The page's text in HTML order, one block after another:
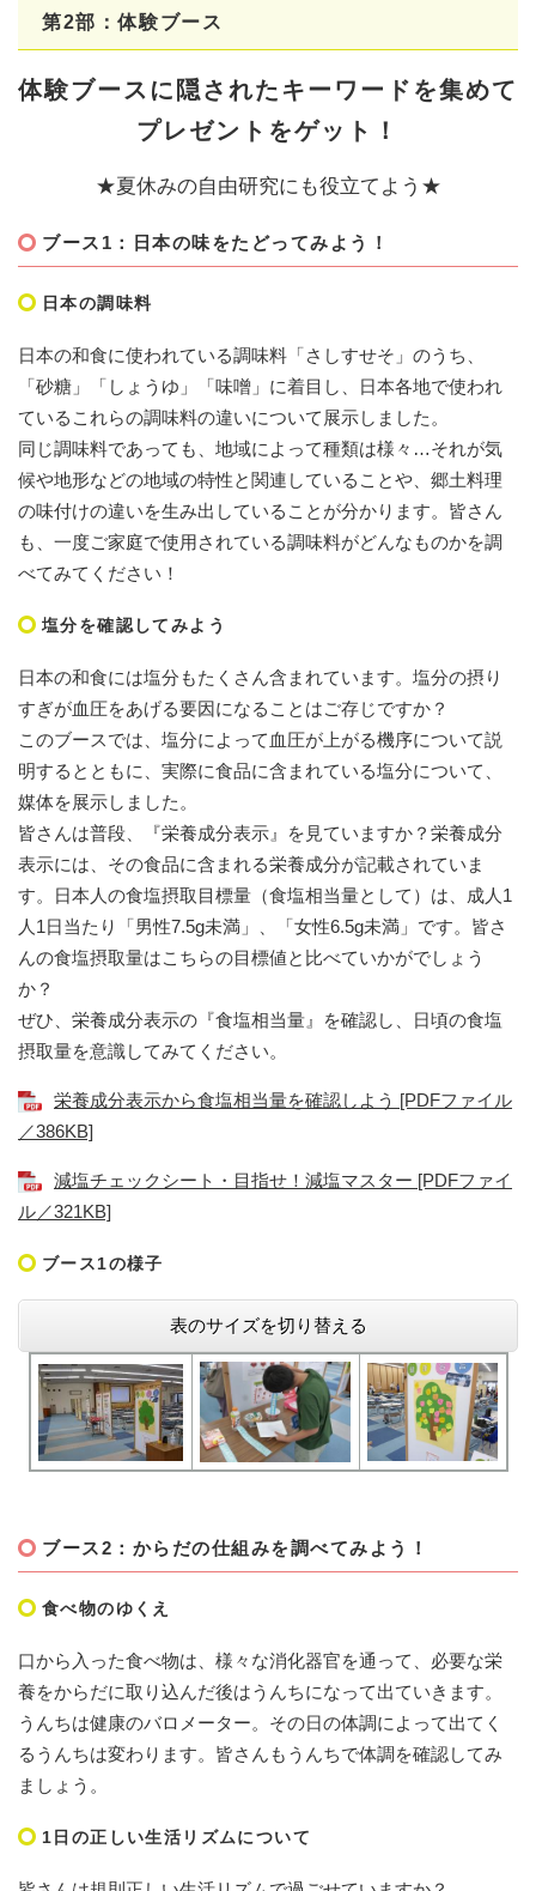
第2部：体験ブース
体験ブースに隠されたキーワードを集めて
プレゼントをゲット！
★夏休みの自由研究にも役立てよう★
ブース1：日本の味をたどってみよう！
日本の調味料
日本の和食に使われている調味料「さしすせそ」のうち、
「砂糖」「しょうゆ」「味噌」に着目し、日本各地で使われ
ているこれらの調味料の違いについて展示しました。
同じ調味料であっても、地域によって種類は様々…それが気
候や地形などの地域の特性と関連していることや、郷土料理
の味付けの違いを生み出していることが分かります。皆さん
も、一度ご家庭で使用されている調味料がどんなものかを調
べてみてください！
塩分を確認してみよう
日本の和食には塩分もたくさん含まれています。塩分の摂り
すぎが血圧をあげる要因になることはご存じですか？
このブースでは、塩分によって血圧が上がる機序について説
明するとともに、実際に食品に含まれている塩分について、
媒体を展示しました。
皆さんは普段、『栄養成分表示』を見ていますか？栄養成分
表示には、その食品に含まれる栄養成分が記載されていま
す。日本人の食塩摂取目標量（食塩相当量として）は、成人1
人1日当たり「男性7.5g未満」、「女性6.5g未満」です。皆さ
んの食塩摂取量はこちらの目標値と比べていかがでしょう
か？
ぜひ、栄養成分表示の『食塩相当量』を確認し、日頃の食塩
摂取量を意識してみてください。
栄養成分表示から食塩相当量を確認しよう [PDFファイル
／386KB]
減塩チェックシート・目指せ！減塩マスター [PDFファイ
ル／321KB]
ブース1の様子
表のサイズを切り替える
ブース2：からだの仕組みを調べてみよう！
食べ物のゆくえ
口から入った食べ物は、様々な消化器官を通って、必要な栄
養をからだに取り込んだ後はうんちになって出ていきます。
うんちは健康のバロメーター。その日の体調によって出てく
るうんちは変わります。皆さんもうんちで体調を確認してみ
ましょう。
1日の正しい生活リズムについて